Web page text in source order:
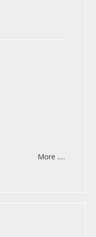
More .....